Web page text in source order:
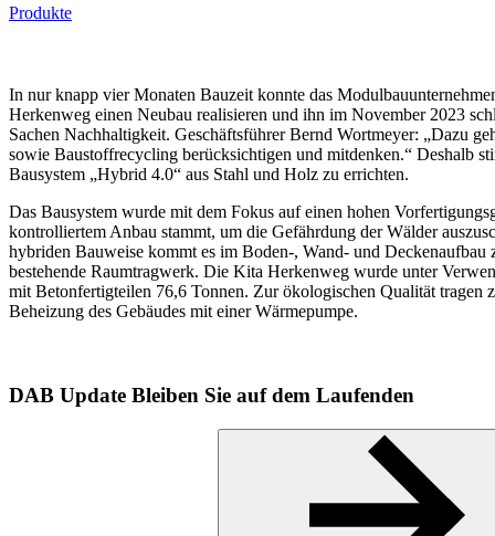
Produkte
In nur knapp vier Monaten Bauzeit konnte das
Herkenweg einen Neubau realisieren und ihn im November 2023
Sachen Nachhaltigkeit. Geschäftsführer Bernd Wortmeyer: „Dazu
sowie Baustoffrecycling berücksichtigen und mitdenken.“ Deshalb
Bausystem „Hybrid 4.0“ aus Stahl und Holz zu errichten.
Das Bausystem wurde mit dem Fokus auf einen hohen
kontrolliertem Anbau stammt, um die Gefährdung der Wälder
hybriden Bauweise kommt es im Boden-, Wand- und
bestehende Raumtragwerk. Die Kita Herkenweg wurde unter
mit Betonfertigteilen 76,6 Tonnen. Zur ökologischen Qualität tragen
Beheizung des Gebäudes mit einer Wärmepumpe.
DAB Update Bleiben Sie auf dem Laufenden